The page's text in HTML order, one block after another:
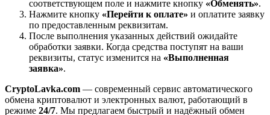
соответствующем поле и нажмите кнопку «Обменять».
Нажмите кнопку «Перейти к оплате» и оплатите заявку
по предоставленным реквизитам.
После выполнения указанных действий ожидайте
обработки заявки. Когда средства поступят на ваши
реквизиты, статус изменится на «Выполненная
заявка».
CryptoLavka.com — современный сервис автоматического
обмена криптовалют и электронных валют, работающий в
режиме 24/7. Мы предлагаем быстрый и надёжный обмен